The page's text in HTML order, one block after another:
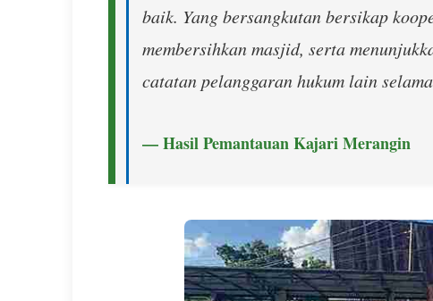
baik. Yang bersangkutan bersikap
membersihkan masjid, serta
catatan pelanggaran hukum lain
— Hasil Pemantauan Kajari Merangin